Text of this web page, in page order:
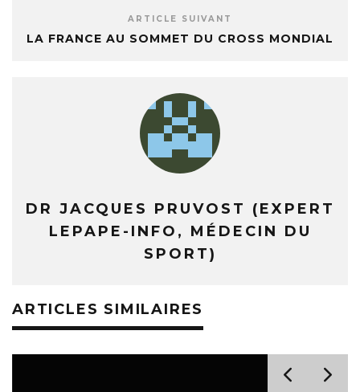
ARTICLE SUIVANT
LA FRANCE AU SOMMET DU CROSS MONDIAL
DR JACQUES PRUVOST (EXPERT
LEPAPE-INFO, MÉDECIN DU
SPORT)
ARTICLES SIMILAIRES